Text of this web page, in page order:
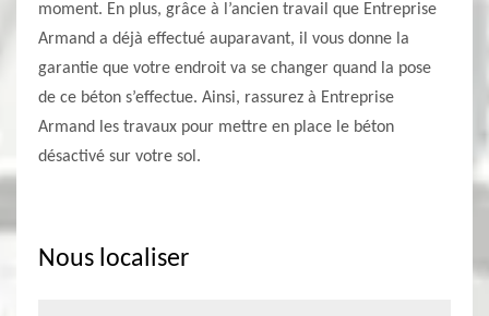
moment. En plus, grâce à l’ancien travail que Entreprise
Armand a déjà effectué auparavant, il vous donne la
garantie que votre endroit va se changer quand la pose
de ce béton s’effectue. Ainsi, rassurez à Entreprise
Armand les travaux pour mettre en place le béton
désactivé sur votre sol.
Nous localiser